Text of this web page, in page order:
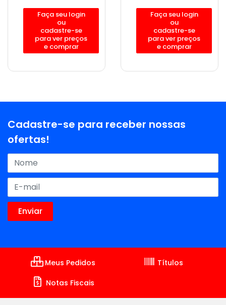
Faça seu login
ou
cadastre-se
para ver preços
e comprar
Faça seu login
ou
cadastre-se
para ver preços
e comprar
Cadastre-se para receber nossas
ofertas!
Meus Pedidos
Títulos
Notas Fiscais